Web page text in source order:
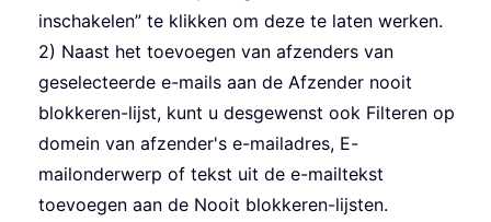
inschakelen” te klikken om deze te laten werken.
2) Naast het toevoegen van afzenders van
geselecteerde e-mails aan de Afzender nooit
blokkeren-lijst, kunt u desgewenst ook Filteren op
domein van afzender's e-mailadres, E-
mailonderwerp of tekst uit de e-mailtekst
toevoegen aan de Nooit blokkeren-lijsten.